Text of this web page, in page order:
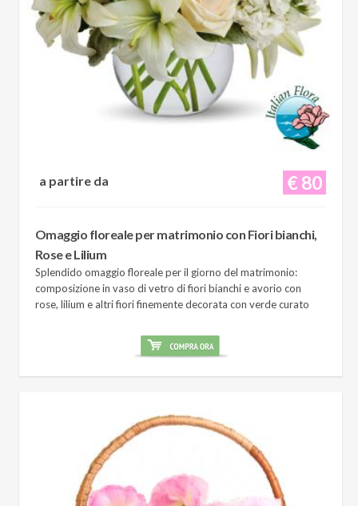
€ 80
a partire da
Omaggio floreale per matrimonio con Fiori bianchi,
Rose e Lilium
Splendido omaggio floreale per il giorno del matrimonio:
composizione in vaso di vetro di fiori bianchi e avorio con
rose, lilium e altri fiori finemente decorata con verde curato